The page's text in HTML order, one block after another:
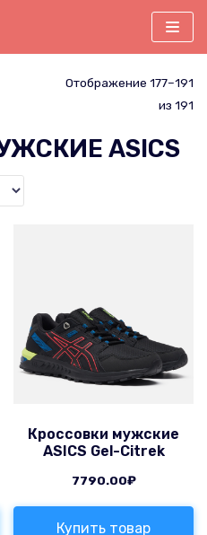
Отображение 177–191
из 191
ASICS
Кроссовки мужские
ASICS Gel-Citrek
7790.00₽
Купить товар